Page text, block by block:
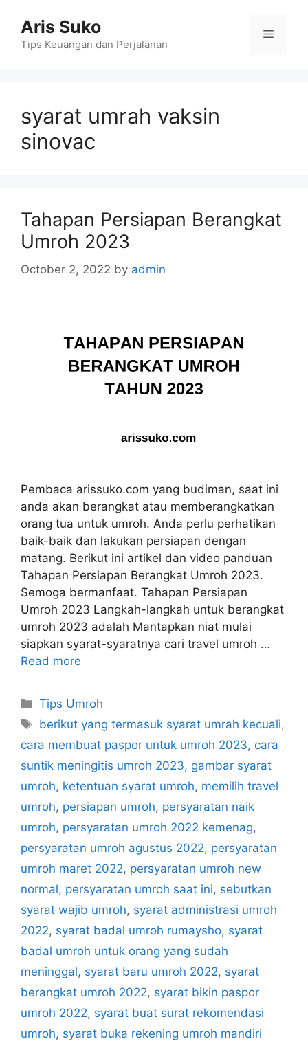
content
Aris Suko
Tips Keuangan dan Perjalanan
Menu
syarat umrah vaksin
sinovac
Tahapan Persiapan Berangkat
Umroh 2023
October 2, 2022 by admin
Pembaca arissuko.com yang budiman, saat ini
anda akan berangkat atau memberangkatkan
orang tua untuk umroh. Anda perlu perhatikan
baik-baik dan lakukan persiapan dengan
matang. Berikut ini artikel dan video panduan
Tahapan Persiapan Berangkat Umroh 2023.
Semoga bermanfaat. Tahapan Persiapan
Umroh 2023 Langkah-langkah untuk berangkat
umroh 2023 adalah Mantapkan niat mulai
siapkan syarat-syaratnya cari travel umroh …
Read more
Categories
Tips Umroh
Tags
berikut yang termasuk syarat umrah kecuali,
cara membuat paspor untuk umroh 2023, cara
suntik meningitis umroh 2023, gambar syarat
umroh, ketentuan syarat umroh, memilih travel
umroh, persiapan umroh, persyaratan naik
umroh, persyaratan umroh 2022 kemenag,
persyaratan umroh agustus 2022, persyaratan
umroh maret 2022, persyaratan umroh new
normal, persyaratan umroh saat ini, sebutkan
syarat wajib umroh, syarat administrasi umroh
2022, syarat badal umroh rumaysho, syarat
badal umroh untuk orang yang sudah
meninggal, syarat baru umroh 2022, syarat
berangkat umroh 2022, syarat bikin paspor
umroh 2022, syarat buat surat rekomendasi
umroh, syarat buka rekening umroh mandiri